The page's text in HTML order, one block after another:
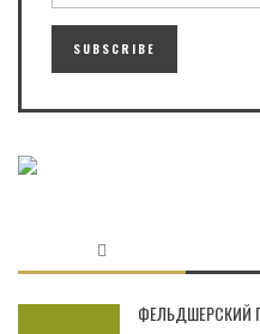
ФЕЛЬДШЕРСКИЙ